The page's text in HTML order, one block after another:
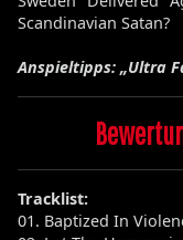
Scandinavian Satan?
Anspieltipps: „Ultra
Tracklist:
01. Baptized In